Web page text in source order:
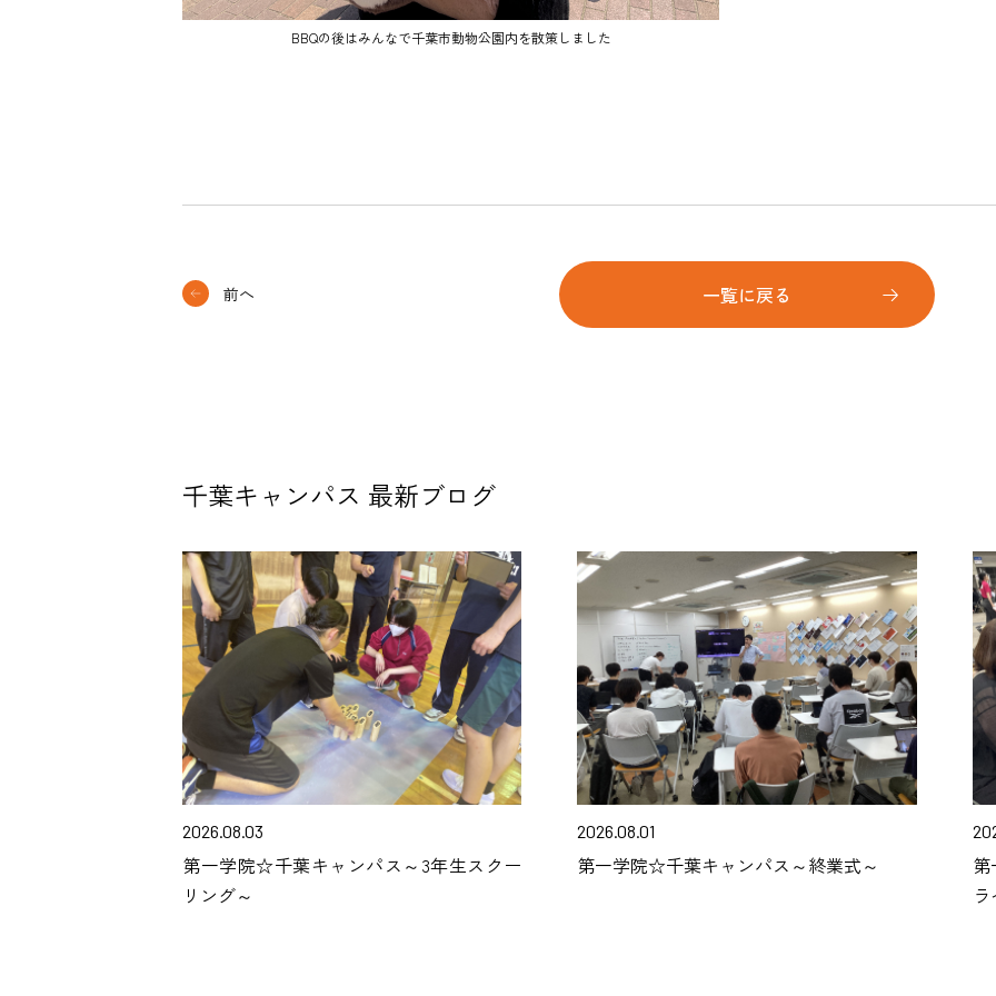
BBQの後はみんなで千葉市動物公園内を散策しました
前へ 一覧に戻る
千葉キャンパス 最新ブログ
2026.08.03
第一学院☆千葉キャンパス～3年生スクー
リング～
2026.08.01
第一学院☆千葉キャンパス～終業式～